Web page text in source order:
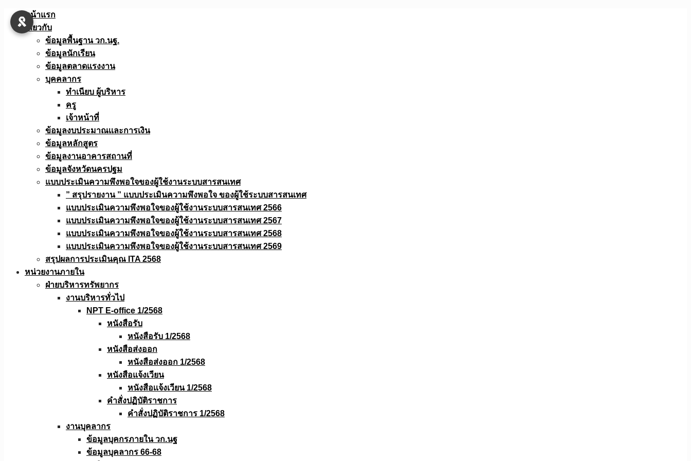
Skip
หน้าแรก
เกี่ยวกับ
ข้อมูลพื้นฐาน วก.นฐ.
ข้อมูลนักเรียน
ข้อมูลตลาดแรงงาน
บุคคลากร
ทำเนียบ ผู้บริหาร
ครู
เจ้าหน้าที่
ข้อมูลงบประมาณเเละการเงิน
ข้อมูลหลักสูตร
ข้อมูลงานอาคารสถานที่
ข้อมูลจังหวัดนครปฐม
แบบประเมินความพึงพอใจของผู้ใช้งานระบบสารสนเทศ
” สรุปรายงาน ” แบบประเมินความพึงพอใจ ของผู้ใช้ระบบสารสนเทศ
แบบประเมินความพึงพอใจของผู้ใช้งานระบบสารสนเทศ 2566
แบบประเมินความพึงพอใจของผู้ใช้งานระบบสารสนเทศ 2567
แบบประเมินความพึงพอใจของผู้ใช้งานระบบสารสนเทศ 2568
แบบประเมินความพึงพอใจของผู้ใช้งานระบบสารสนเทศ 2569
สรุปผลการประเมินคุณ ITA 2568
หน่วยงานภายใน
ฝ่ายบริหารทรัพยากร
งานบริหารทั่วไป
NPT E-office 1/2568
หนังสือรับ
หนังสือรับ 1/2568
หนังสือส่งออก
หนังสือส่งออก 1/2568
หนังสือแจ้งเวียน
หนังสือเเจ้งเวียน 1/2568
คำสั่งปฏิบัติราชการ
คำสั่งปฏิบัติราชการ 1/2568
งานบุคลากร
ข้อมูลบุคกรภายใน วก.นฐ
ข้อมูลบุคลากร 66-68